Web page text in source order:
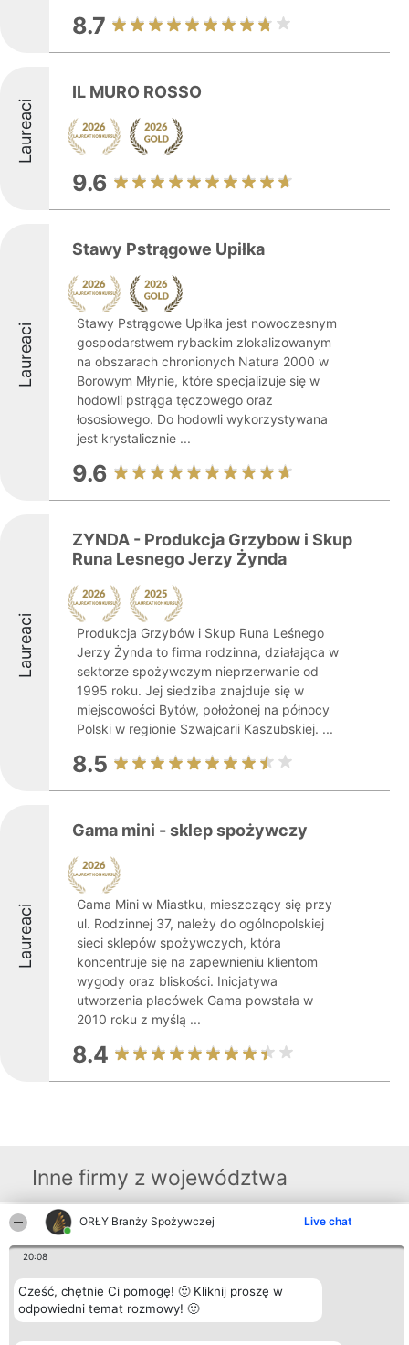
ORŁY Branży Spożywczej Live chat
20:08
Cześć, chętnie Ci pomogę! 🙂 Kliknij proszę w
odpowiedni temat rozmowy! 🙂
8.7
Laureaci
IL MURO ROSSO
9.6
Laureaci
Stawy Pstrągowe Upiłka
Stawy Pstrągowe Upiłka jest nowoczesnym
gospodarstwem rybackim zlokalizowanym
na obszarach chronionych Natura 2000 w
Borowym Młynie, które specjalizuje się w
hodowli pstrąga tęczowego oraz
łososiowego. Do hodowli wykorzystywana
jest krystalicznie ...
9.6
Laureaci
ZYNDA - Produkcja Grzybow i Skup
Runa Lesnego Jerzy Żynda
Produkcja Grzybów i Skup Runa Leśnego
Jerzy Żynda to firma rodzinna, działająca w
sektorze spożywczym nieprzerwanie od
1995 roku. Jej siedziba znajduje się w
miejscowości Bytów, położonej na północy
Polski w regionie Szwajcarii Kaszubskiej. ...
8.5
Laureaci
Gama mini - sklep spożywczy
Gama Mini w Miastku, mieszczący się przy
ul. Rodzinnej 37, należy do ogólnopolskiej
sieci sklepów spożywczych, która
koncentruje się na zapewnieniu klientom
wygody oraz bliskości. Inicjatywa
utworzenia placówek Gama powstała w
2010 roku z myślą ...
8.4
Inne firmy z województwa
Organizator plebiscytu
Bright Side Solutions sp. z o.
ul. Ruska 22
Wrocław 50-079
KRS 0000749100 | Regon
381313360 | NIP 8943132676
Laureaci
wszystkich
Laureatów
Zasady
Regulamin
Kontakt